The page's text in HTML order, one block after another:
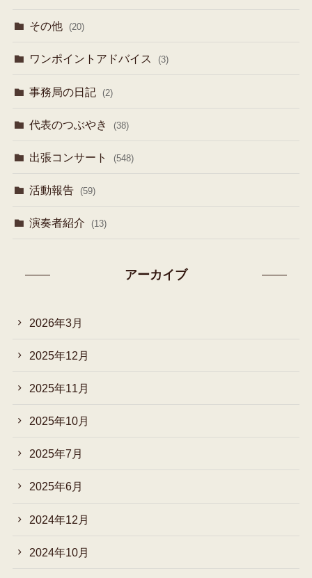
その他 (20)
ワンポイントアドバイス (3)
事務局の日記 (2)
代表のつぶやき (38)
出張コンサート (548)
活動報告 (59)
演奏者紹介 (13)
アーカイブ
2026年3月
2025年12月
2025年11月
2025年10月
2025年7月
2025年6月
2024年12月
2024年10月